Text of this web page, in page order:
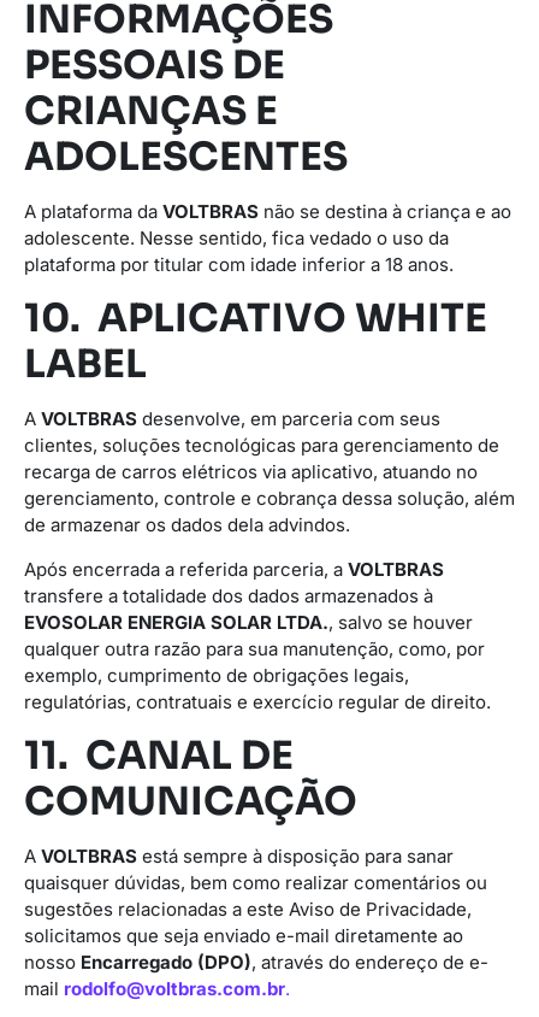
INFORMAÇÕES
PESSOAIS DE
CRIANÇAS E
ADOLESCENTES
A plataforma da VOLTBRAS não se destina à criança e ao
adolescente. Nesse sentido, fica vedado o uso da
plataforma por titular com idade inferior a 18 anos.
10. APLICATIVO WHITE
LABEL
A VOLTBRAS desenvolve, em parceria com seus
clientes, soluções tecnológicas para gerenciamento de
recarga de carros elétricos via aplicativo, atuando no
gerenciamento, controle e cobrança dessa solução, além
de armazenar os dados dela advindos.
Após encerrada a referida parceria, a VOLTBRAS
transfere a totalidade dos dados armazenados à
EVOSOLAR ENERGIA SOLAR LTDA., salvo se houver
qualquer outra razão para sua manutenção, como, por
exemplo, cumprimento de obrigações legais,
regulatórias, contratuais e exercício regular de direito.
11. CANAL DE
COMUNICAÇÃO
A VOLTBRAS está sempre à disposição para sanar
quaisquer dúvidas, bem como realizar comentários ou
sugestões relacionadas a este Aviso de Privacidade,
solicitamos que seja enviado e-mail diretamente ao
nosso Encarregado (DPO), através do endereço de e-
mail rodolfo@voltbras.com.br.